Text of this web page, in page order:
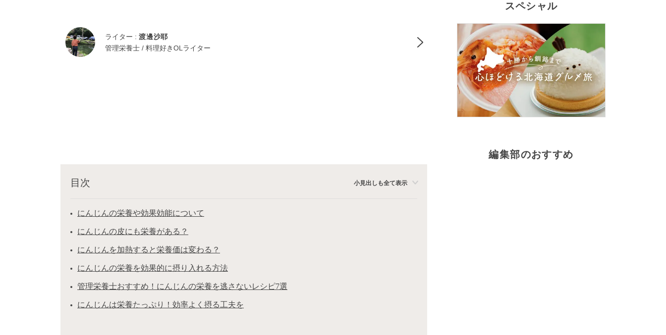
ライター : 渡邊沙耶
管理栄養士 / 料理好きOLライター
目次 小見出しも全て表示
にんじんの栄養や効果効能について
にんじんの皮にも栄養がある？
にんじんを加熱すると栄養価は変わる？
にんじんの栄養を効果的に摂り入れる方法
管理栄養士おすすめ！にんじんの栄養を逃さないレシピ7選
にんじんは栄養たっぷり！効率よく摂る工夫を
スペシャル
編集部のおすすめ